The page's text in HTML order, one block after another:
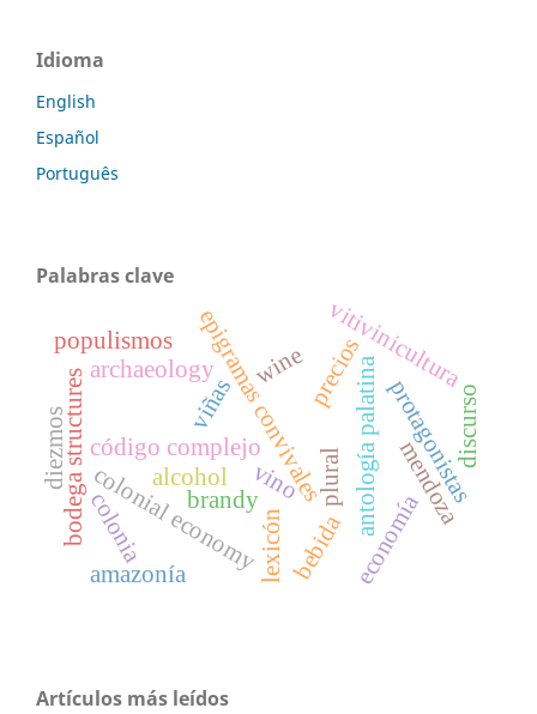
Idioma
English
Español
Português
Palabras clave
epigramas convivalesantología palatina
vino
código complejo
plural
wine
brandy
bodega structurescolonial economy
archaeology
colonia
precios
economía
vitivinicultura
diezmos mendoza
protagonistas
viñas discurso
lexicón bebida
alcohol
populismos
amazonía
Artículos más leídos